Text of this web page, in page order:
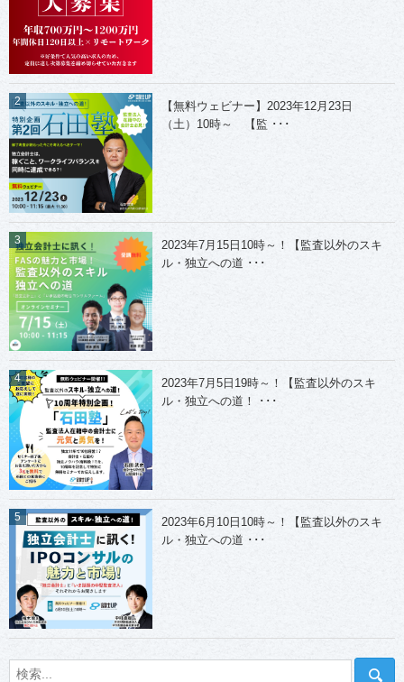
【無料ウェビナー】2023年12月23日
（土）10時～ 【監 ･･･
2023年7月15日10時～！【監査以外のスキ
ル・独立への道 ･･･
2023年7月5日19時～！【監査以外のスキ
ル・独立への道！ ･･･
2023年6月10日10時～！【監査以外のスキ
ル・独立への道 ･･･